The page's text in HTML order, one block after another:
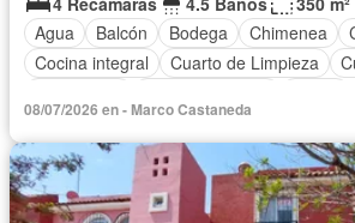
Agua
Balcón Bodega Chimenea
Cocina integral
Cuarto de Limpieza
Recámara con closet
Terraza
08/07/2026 en - Marco Castaneda